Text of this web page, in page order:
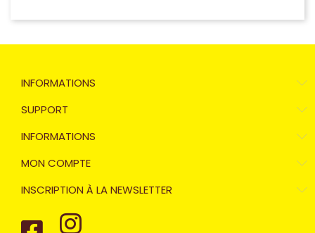
INFORMATIONS
SUPPORT
INFORMATIONS
MON COMPTE
INSCRIPTION À LA NEWSLETTER